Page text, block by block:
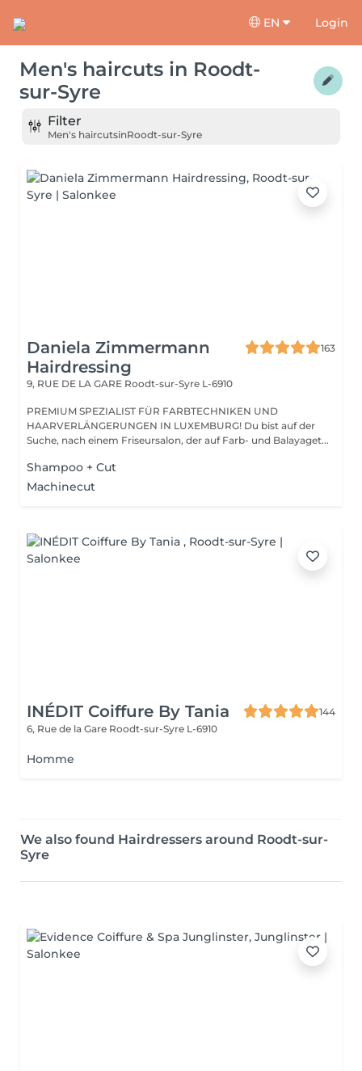
EN Login
Men's haircuts in Roodt-
sur-Syre
Filter
Men's haircutsinRoodt-sur-Syre
Daniela Zimmermann
Hairdressing
163
9, RUE DE LA GARE Roodt-sur-Syre L-6910
PREMIUM SPEZIALIST FÜR FARBTECHNIKEN UND
HAARVERLÄNGERUNGEN IN LUXEMBURG! Du bist auf der
Suche, nach einem Friseursalon, der auf Farb- und Balayaget...
Shampoo + Cut
Machinecut
INÉDIT Coiffure By Tania
144
6, Rue de la Gare Roodt-sur-Syre L-6910
Homme
We also found Hairdressers around Roodt-sur-
Syre